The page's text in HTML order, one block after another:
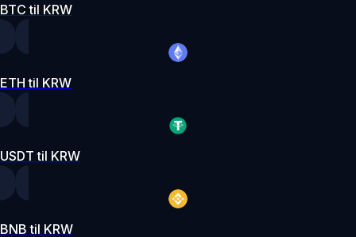
BTC til KRW
ETH til KRW
USDT til KRW
BNB til KRW